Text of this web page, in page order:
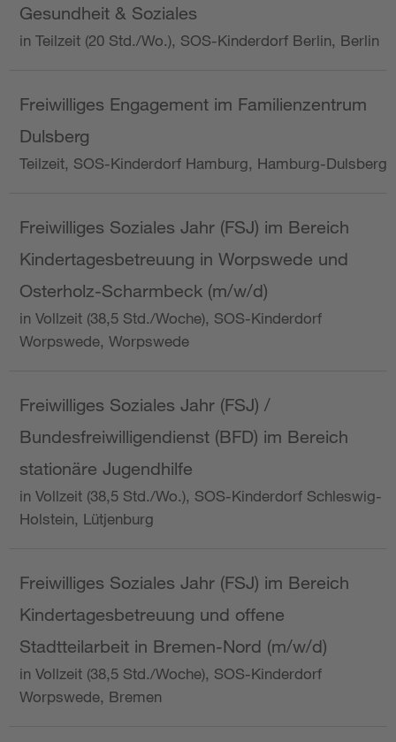
Gesundheit & Soziales
in Teilzeit (20 Std./Wo.), SOS-Kinderdorf Berlin, Berlin
Freiwilliges Engagement im Familienzentrum
Dulsberg
Teilzeit, SOS-Kinderdorf Hamburg, Hamburg-Dulsberg
Freiwilliges Soziales Jahr (FSJ) im Bereich
Kindertagesbetreuung in Worpswede und
Osterholz-Scharmbeck (m/w/d)
in Vollzeit (38,5 Std./Woche), SOS-Kinderdorf
Worpswede, Worpswede
Freiwilliges Soziales Jahr (FSJ) /
Bundesfreiwilligendienst (BFD) im Bereich
stationäre Jugendhilfe
in Vollzeit (38,5 Std./Wo.), SOS-Kinderdorf Schleswig-
Holstein, Lütjenburg
Freiwilliges Soziales Jahr (FSJ) im Bereich
Kindertagesbetreuung und offene
Stadtteilarbeit in Bremen-Nord (m/w/d)
in Vollzeit (38,5 Std./Woche), SOS-Kinderdorf
Worpswede, Bremen